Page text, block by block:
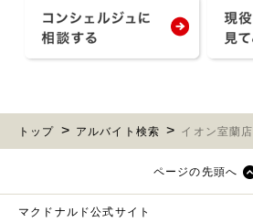
トップ アルバイト検索 イオン室蘭店
ページの先頭へ
マクドナルド公式サイト